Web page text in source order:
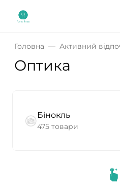
Головна Активний
Оптика
Бінокль
475 товари